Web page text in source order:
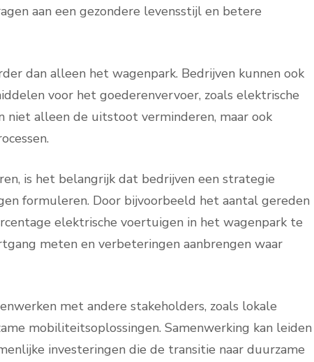
aan een gezondere levensstijl en betere
dan alleen het wagenpark. Bedrijven kunnen ook
voor het goederenvervoer, zoals elektrische
niet alleen de uitstoot verminderen, maar ook
is het belangrijk dat bedrijven een strategie
formuleren. Door bijvoorbeeld het aantal gereden
elektrische voertuigen in het wagenpark te
meten en verbeteringen aanbrengen waar
met andere stakeholders, zoals lokale
mobiliteitsoplossingen. Samenwerking kan leiden
investeringen die de transitie naar duurzame